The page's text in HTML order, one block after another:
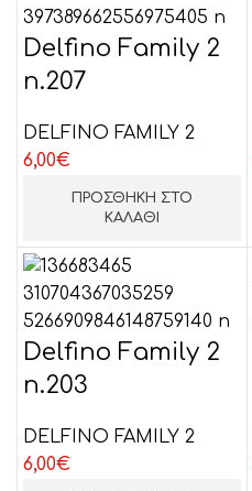
Delfino Family 2
n.207
DELFINO FAMILY 2
6,00€
ΠΡΟΣΘΉΚΗ ΣΤΟ
ΚΑΛΆΘΙ
Delfino Family 2
n.203
DELFINO FAMILY 2
6,00€